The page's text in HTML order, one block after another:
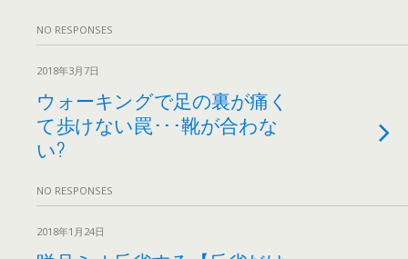
NO RESPONSES
2018年3月7日
ウォーキングで足の裏が痛く
て歩けない罠･･･靴が合わな
い?
NO RESPONSES
2018年1月24日